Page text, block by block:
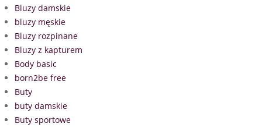
Bluzy damskie
bluzy męskie
Bluzy rozpinane
Bluzy z kapturem
Body basic
born2be free
Buty
buty damskie
Buty sportowe